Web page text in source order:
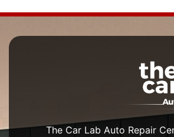
© 2025 The Car Lab Auto Repair